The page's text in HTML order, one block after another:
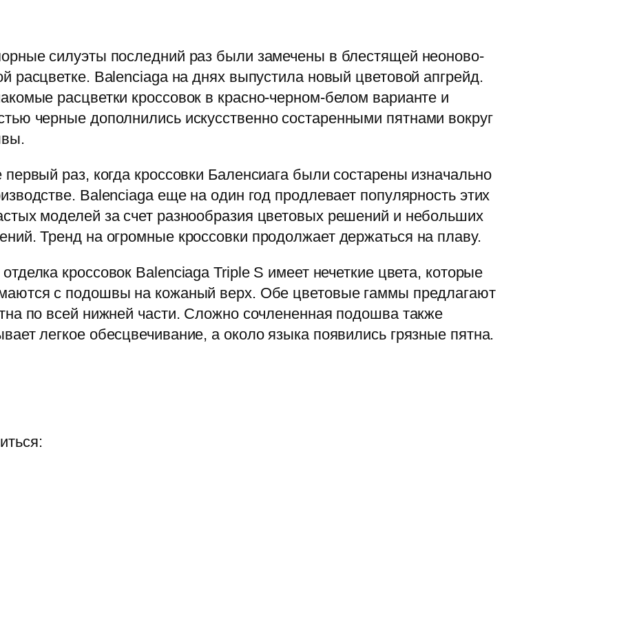
силуэты последний раз были замечены в блестящей неоново-
расцветке. Balenciaga на днях выпустила новый цветовой апгрейд.
расцветки кроссовок в красно-черном-белом варианте и
черные дополнились искусственно состаренными пятнами вокруг
первый раз, когда кроссовки Баленсиага были состарены изначально
Balenciaga еще на один год продлевает популярность этих
моделей за счет разнообразия цветовых решений и небольших
Тренд на огромные кроссовки продолжает держаться на плаву.
кроссовок Balenciaga Triple S имеет нечеткие цвета, которые
с подошвы на кожаный верх. Обе цветовые гаммы предлагают
по всей нижней части. Сложно сочлененная подошва также
легкое обесцвечивание, а около языка появились грязные пятна.